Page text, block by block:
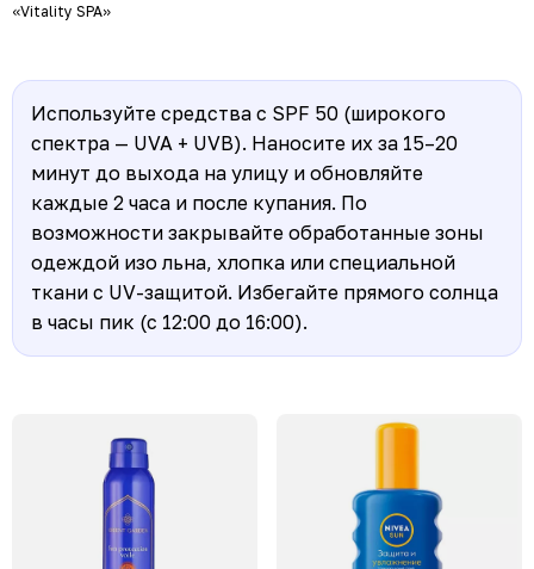
«Vitality SPA»
Используйте средства с SPF 50 (широкого
спектра — UVA + UVB). Наносите их за 15–20
минут до выхода на улицу и обновляйте
каждые 2 часа и после купания. По
возможности закрывайте обработанные зоны
одеждой изо льна, хлопка или специальной
ткани с UV-защитой. Избегайте прямого солнца
в часы пик (с 12:00 до 16:00).